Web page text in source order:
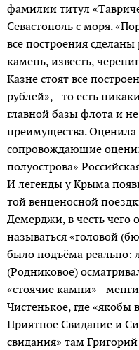
фамилии титул
Севастополь с моря.
все построения
камень, известь,
Казне стоят все
рублей», - то есть
главной базы флота и
преимущества. Оценила
сопровождающие
полуострова»
И легенды у Крыма
той венценосной
Демерджи, в честь чего
называться «головой
было подъёма реально:
(Родниковое)
«стоячие камни» -
Чистенькое, где «якобы
Приятное Свидание и
свидания» там